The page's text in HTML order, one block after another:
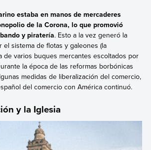
estaba en manos de mercaderes
de la Corona, lo que promovió
y piratería. Esto a la vez generó la
el sistema de flotas y galeones (la
de varios buques mercantes escoltados por
la época de las reformas borbónicas
medidas de liberalización del comercio,
del comercio con América continuó.
y la Iglesia